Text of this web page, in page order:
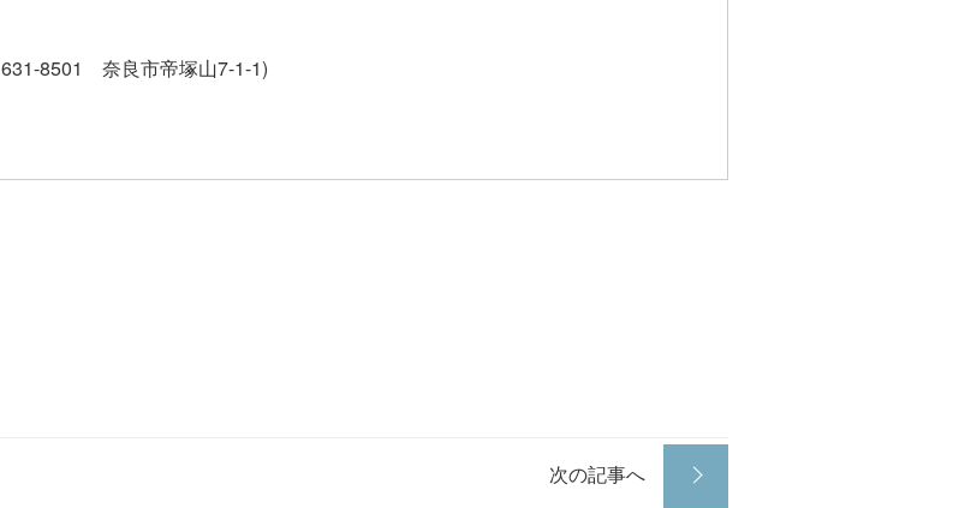
8501 奈良市帝塚山7-1-1)
次の記事へ